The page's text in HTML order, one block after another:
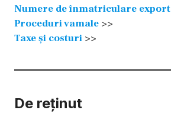
Numere de înmatriculare export
Proceduri vamale >>
Taxe și costuri >>
De reținut